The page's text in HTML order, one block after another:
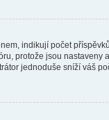
indikují počet
protože jsou
jednoduše sníží váš